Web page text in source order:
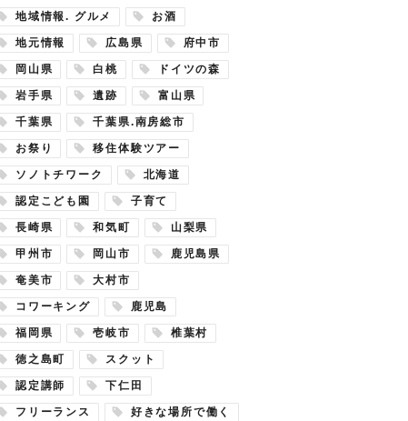
地域情報. グルメ お酒
地元情報 広島県 府中市
岡山県 白桃 ドイツの森
岩手県 遺跡 富山県
千葉県 千葉県.南房総市
お祭り 移住体験ツアー
ソノトチワーク 北海道
認定こども園 子育て
長崎県 和気町 山梨県
甲州市 岡山市 鹿児島県
奄美市 大村市
コワーキング 鹿児島
福岡県 壱岐市 椎葉村
徳之島町 スクット
認定講師 下仁田
フリーランス 好きな場所で働く